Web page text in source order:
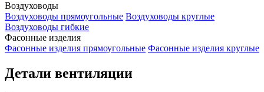
Воздуховоды
Воздуховоды прямоугольные Воздуховоды круглые
Воздуховоды гибкие
Фасонные изделия
Фасонные изделия прямоугольные Фасонные изделия круглые
Детали вентиляции